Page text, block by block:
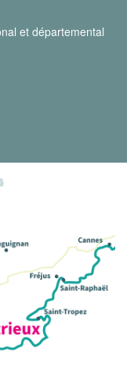
et départemental